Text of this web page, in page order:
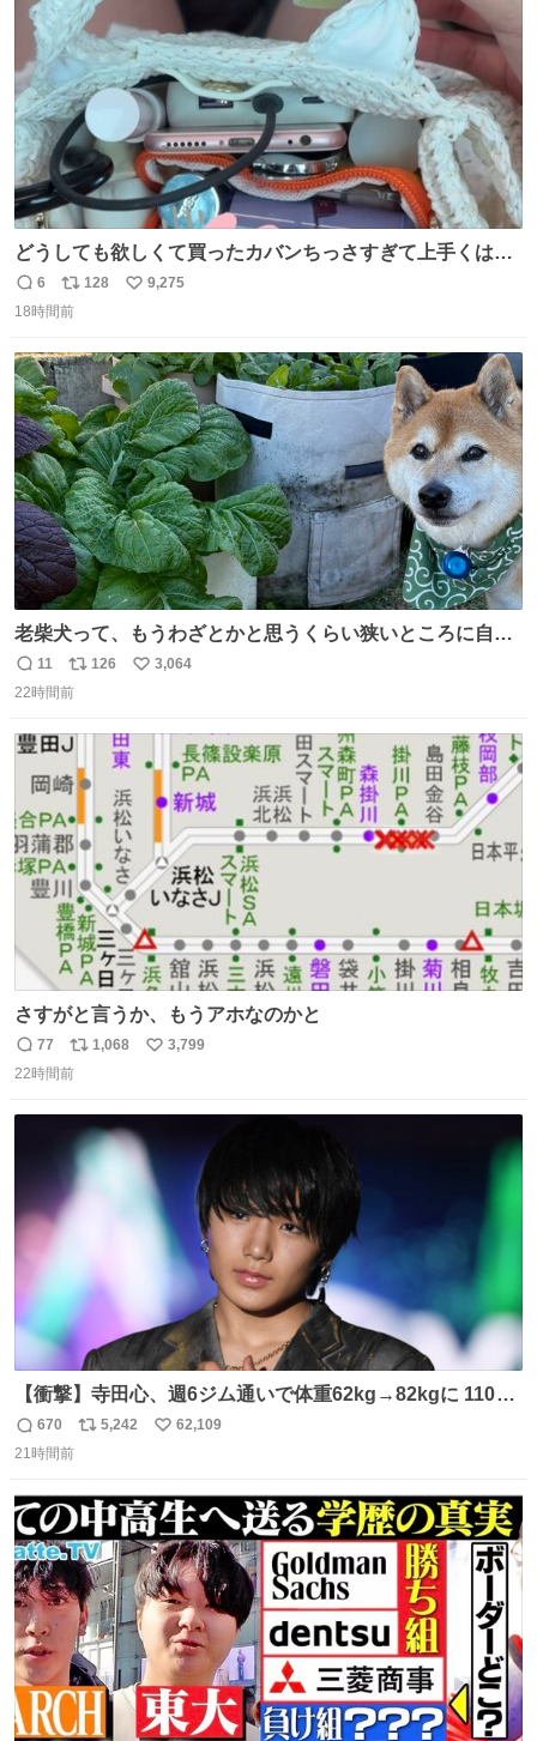
数
どうしても欲しくて買ったカバンちっさすぎて上手くはめ
ないと荷物入らん。女のカバンってなんでこんなちっさい
の
返
信
6
リ
ポ
ト
数
128
い
数
9,275
18時間前
老柴犬って、もうわざとかと思うくらい狭いところに自ら
はまりにいくじゃないですか？ 今朝ガーデニングしてる飼
い主の間にはまってきて、最高に可愛かった♥️
返
信
11
リ
ポ
ト
数
126
い
3,064
22時間前
さすがと言うか、もうアホなのかと
返
信
77
リ
ポ
ト
数
1,068
い
3,799
22時間前
【衝撃】寺田心、週6ジム通いで体重62kg→82kgに 110kg
のベンチプレス持ち上げる姿披露
news.livedoor.com/article/detail… 元々自重のみだった
のためおにぎり10個、ゼリー飲料3～4本、パスタと毎日4
千kcalオーバーの食事を摂取し、増量したという。
返
信
670
リ
ト
数
5,242
い
数
62,109
21時間前